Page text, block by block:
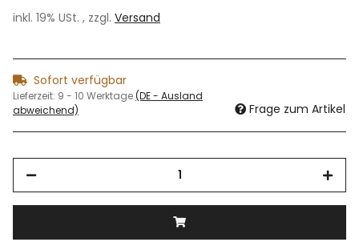
inkl. 19% USt. , zzgl. Versand
Sofort verfügbar
Lieferzeit: 9 - 10 Werktage(DE - Ausland
abweichend)
Frage zum Artikel